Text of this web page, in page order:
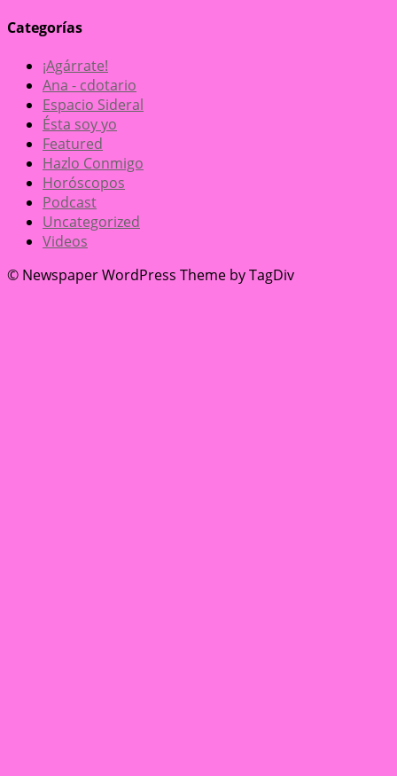
Categorías
¡Agárrate!
Ana - cdotario
Espacio Sideral
Ésta soy yo
Featured
Hazlo Conmigo
Horóscopos
Podcast
Uncategorized
Videos
© Newspaper WordPress Theme by TagDiv